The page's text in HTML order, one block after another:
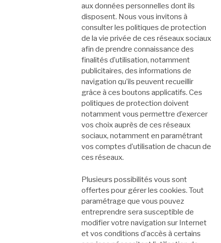
aux données personnelles dont ils
disposent. Nous vous invitons à
consulter les politiques de protection
de la vie privée de ces réseaux sociaux
afin de prendre connaissance des
finalités d’utilisation, notamment
publicitaires, des informations de
navigation qu’ils peuvent recueillir
grâce à ces boutons applicatifs. Ces
politiques de protection doivent
notamment vous permettre d’exercer
vos choix auprès de ces réseaux
sociaux, notamment en paramétrant
vos comptes d’utilisation de chacun de
ces réseaux.
Plusieurs possibilités vous sont
offertes pour gérer les cookies. Tout
paramétrage que vous pouvez
entreprendre sera susceptible de
modifier votre navigation sur Internet
et vos conditions d’accès à certains